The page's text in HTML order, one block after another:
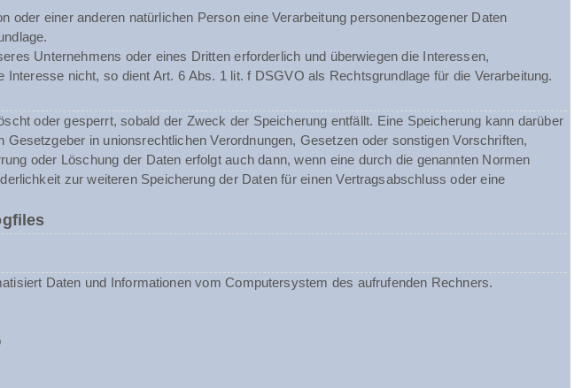
einer anderen natürlichen Person eine Verarbeitung personenbezogener Daten
Unternehmens oder eines Dritten erforderlich und überwiegen die Interessen,
nicht, so dient Art. 6 Abs. 1 lit. f DSGVO als Rechtsgrundlage für die Verarbeitung.
oder gesperrt, sobald der Zweck der Speicherung entfällt. Eine Speicherung kann darüber
in unionsrechtlichen Verordnungen, Gesetzen oder sonstigen Vorschriften,
oder Löschung der Daten erfolgt auch dann, wenn eine durch die genannten Normen
zur weiteren Speicherung der Daten für einen Vertragsabschluss oder eine
Daten und Informationen vom Computersystem des aufrufenden Rechners.